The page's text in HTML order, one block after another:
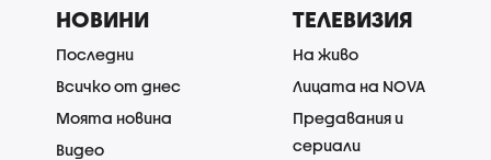
НОВИНИ
Последни
Всичко от днес
Моята новина
Видео
ТЕЛЕВИЗИЯ
На живо
Лицата на NOVA
Предавания и
сериали